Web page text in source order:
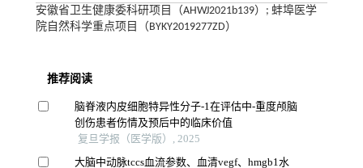
安徽省卫生健康委科研项目（AHWJ2021b139）; 蚌埠医学
院自然科学重点项目（BYKY2019277ZD）